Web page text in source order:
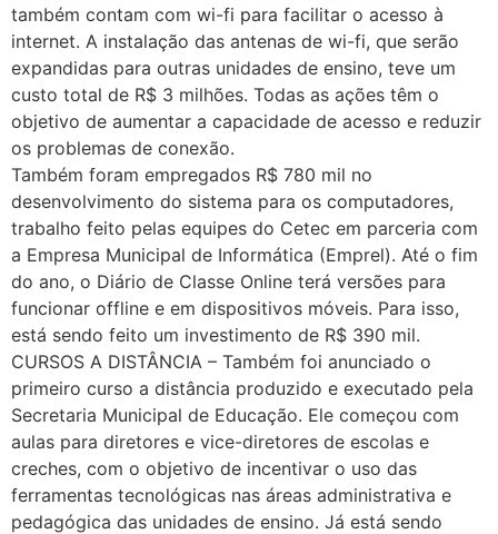
também contam com wi-fi para facilitar o acesso à
internet. A instalação das antenas de wi-fi, que serão
expandidas para outras unidades de ensino, teve um
custo total de R$ 3 milhões. Todas as ações têm o
objetivo de aumentar a capacidade de acesso e reduzir
os problemas de conexão.
Também foram empregados R$ 780 mil no
desenvolvimento do sistema para os computadores,
trabalho feito pelas equipes do Cetec em parceria com
a Empresa Municipal de Informática (Emprel). Até o fim
do ano, o Diário de Classe Online terá versões para
funcionar offline e em dispositivos móveis. Para isso,
está sendo feito um investimento de R$ 390 mil.
CURSOS A DISTÂNCIA – Também foi anunciado o
primeiro curso a distância produzido e executado pela
Secretaria Municipal de Educação. Ele começou com
aulas para diretores e vice-diretores de escolas e
creches, com o objetivo de incentivar o uso das
ferramentas tecnológicas nas áreas administrativa e
pedagógica das unidades de ensino. Já está sendo